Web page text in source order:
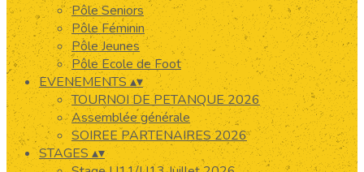
Pôle Seniors
Pôle Féminin
Pôle Jeunes
Pôle Ecole de Foot
EVENEMENTS▴▾
TOURNOI DE PETANQUE 2026
Assemblée générale
SOIREE PARTENAIRES 2026
STAGES ▴▾